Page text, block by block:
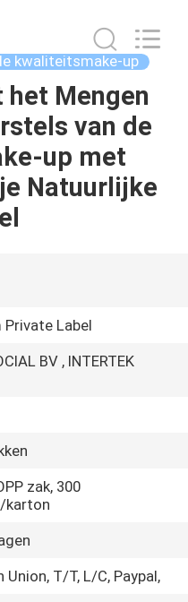
kwaliteitsmake-up
het Mengen
van de
up met
Natuurlijke
Label
BV , INTERTEK
zak, 300
karton
Union, T/T, L/C, Paypal,